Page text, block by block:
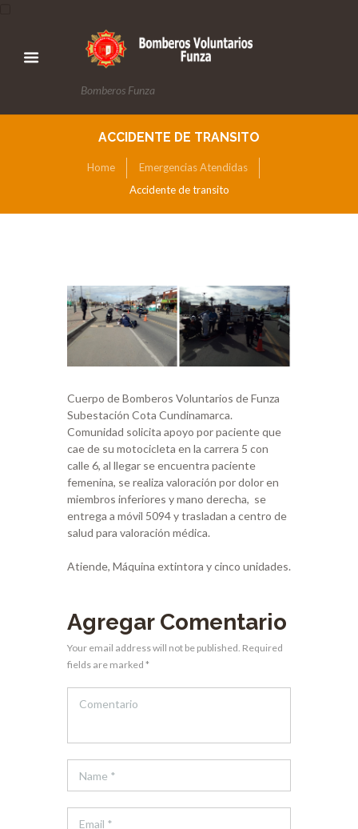
Bomberos Funza
ACCIDENTE DE TRANSITO
Home
Emergencias Atendidas
Accidente de transito
Cuerpo de Bomberos Voluntarios de Funza
Subestación Cota Cundinamarca.
Comunidad solicita apoyo por paciente que
cae de su motocicleta en la carrera 5 con
calle 6, al llegar se encuentra paciente
femenina, se realiza valoración por dolor en
miembros inferiores y mano derecha, se
entrega a móvil 5094 y trasladan a centro de
salud para valoración médica.
Atiende, Máquina extintora y cinco unidades.
Agregar Comentario
Your email address will not be published. Required
fields are marked *